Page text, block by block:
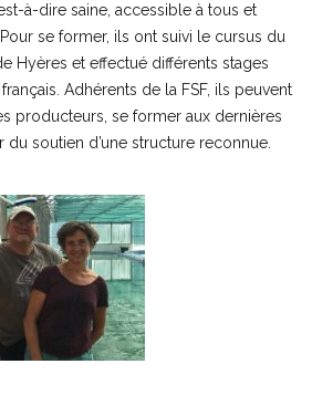
à-dire saine, accessible à tous et
se former, ils ont suivi le cursus du
Hyères et effectué différents stages
Adhérents de la FSF, ils peuvent
producteurs, se former aux dernières
soutien d’une structure reconnue.